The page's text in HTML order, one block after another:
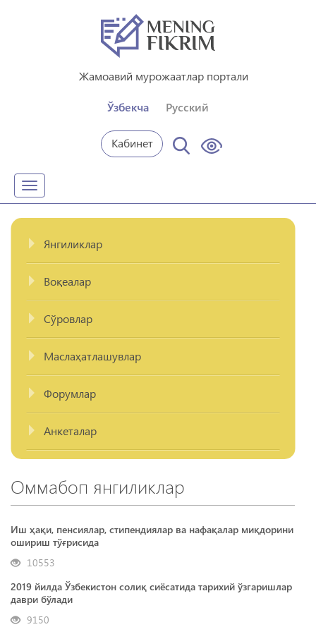
Жамоавий мурожаатлар портали
Ўзбекча Русский
Кабинет
Toggle
navigation
Янгиликлар
Воқеалар
Сўровлар
Маслаҳатлашувлар
Форумлар
Анкеталар
Оммабоп янгиликлар
Иш ҳақи, пенсиялар, стипендиялар ва нафақалар миқдорини
ошириш тўғрисида
10553
2019 йилда Ўзбекистон солиқ сиёсатида тарихий ўзгаришлар
даври бўлади
9150